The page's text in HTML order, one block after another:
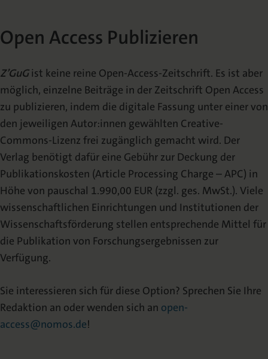
Open Access Publizieren
Z’GuG ist keine reine Open-Access-Zeitschrift. Es ist aber
möglich, einzelne Beiträge in der Zeitschrift Open Access
zu publizieren, indem die digitale Fassung unter einer von
den jeweiligen Autor:innen gewählten Creative-
Commons-Lizenz frei zugänglich gemacht wird. Der
Verlag benötigt dafür eine Gebühr zur Deckung der
Publikationskosten (Article Processing Charge – APC) in
Höhe von pauschal 1.990,00 EUR (zzgl. ges. MwSt.). Viele
wissenschaftlichen Einrichtungen und Institutionen der
Wissenschaftsförderung stellen entsprechende Mittel für
die Publikation von Forschungsergebnissen zur
Verfügung.
Sie interessieren sich für diese Option? Sprechen Sie Ihre
Redaktion an oder wenden sich an open-
access@nomos.de!